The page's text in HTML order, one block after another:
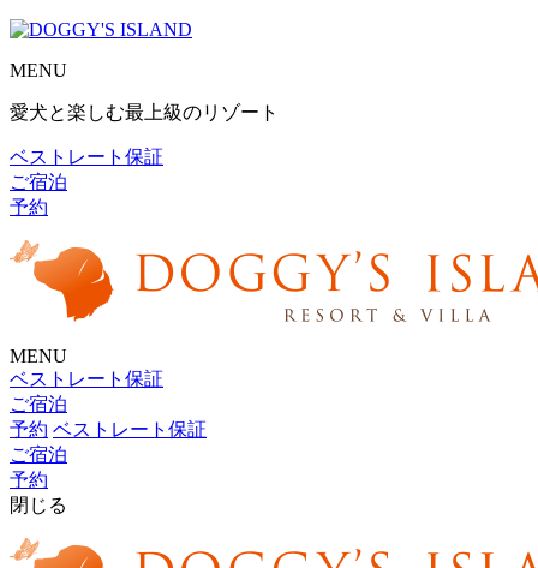
MENU
愛犬と楽しむ最上級のリゾート
ベストレート保証
ご宿泊
予約
MENU
ベストレート保証
ご宿泊
予約 ベストレート保証
ご宿泊
予約
閉じる